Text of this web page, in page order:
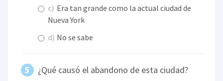
c) Era tan grande como la actual ciudad de
Nueva York
d) No se sabe
¿Qué causó el abandono de esta ciudad?